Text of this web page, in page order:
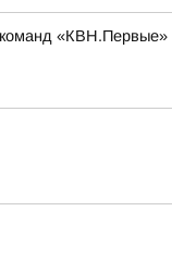
команд «КВН.Первые»